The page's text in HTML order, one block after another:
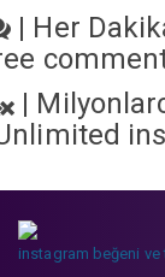
| Her
|
instagram beğeni